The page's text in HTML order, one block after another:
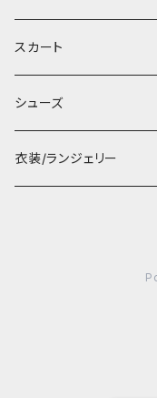
スカート
シューズ
衣装/ランジェリー